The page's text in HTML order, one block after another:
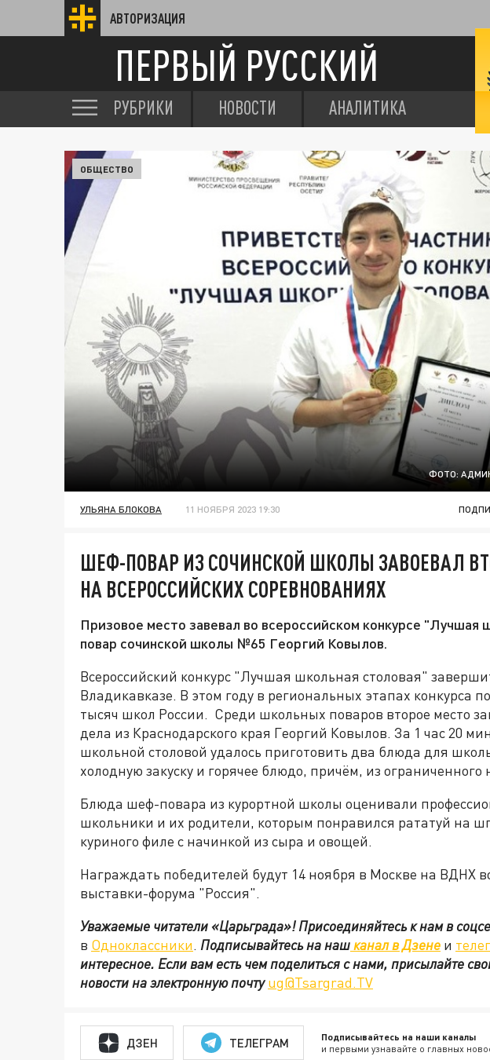
АВТОРИЗАЦИЯ
ПЕРВЫЙ РУССКИЙ
РУБРИКИ НОВОСТИ АНАЛИТИКА
ФОТО:
ОБЩЕСТВО
УЛЬЯНА БЛОКОВА 11 НОЯБРЯ 2023 19:30
ШЕФ-ПОВАР ИЗ СОЧИНСКОЙ ШКОЛЫ ЗАВОЕВАЛ
НА ВСЕРОССИЙСКИХ СОРЕВНОВАНИЯХ
Призовое место завевал во всероссийском конкурсе "Лучшая
повар сочинской школы №65 Георгий Ковылов.
Всероссийский конкурс "Лучшая школьная столовая"
Владикавказе. В этом году в региональных этапах конкурса
тысяч школ России. Среди школьных поваров второе место
дела из Краснодарского края Георгий Ковылов. За 1 час 20
школьной столовой удалось приготовить два блюда для
холодную закуску и горячее блюдо, причём, из ограниченного
Блюда шеф-повара из курортной школы оценивали
школьники и их родители, которым понравился рататуй на
куриного филе с начинкой из сыра и овощей.
Награждать победителей будут 14 ноября в Москве на ВДНХ
выставки-форума "Россия".
Уважаемые читатели «Царьграда»! Присоединяйтесь к нам в
в Одноклассники. Подписывайтесь на нашканал в Дзене и
интересное. Если вам есть чем поделиться с нами, присылайте
новости на электронную почтуug@Tsargrad.TV
ДЗЕН ТЕЛЕГРАМ Подписывайтесь на наши каналы
и первыми узнавайте о главных